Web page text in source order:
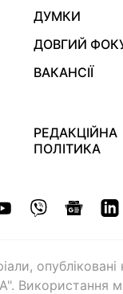
ДУМКИ
ДОВГИЙ
ВАКАНСІЇ
РЕДАКЦІЙНА
ПОЛІТИКА
Використання